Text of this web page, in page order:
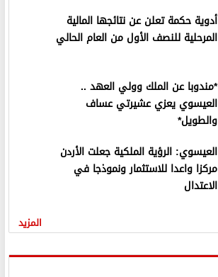
أدوية حكمة تعلن عن نتائجها المالية
المرحلية للنصف الأول من العام الحالي
*مندوبا عن الملك وولي العهد ..
العيسوي يعزي عشيرتي عساف
والطويل*
العيسوي: الرؤية الملكية جعلت الأردن
مركزا واعدا للاستثمار ونموذجا في
الاعتدال
المزيد